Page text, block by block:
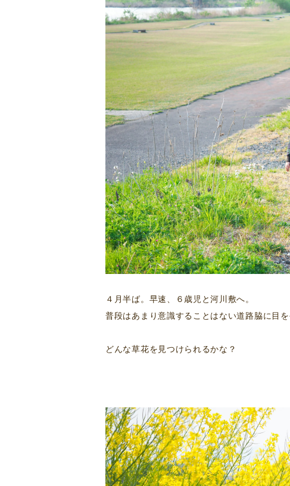
４月半ば。早速、６歳児と河川敷へ。
普段はあまり意識することはない道路脇に目
どんな草花を見つけられるかな？